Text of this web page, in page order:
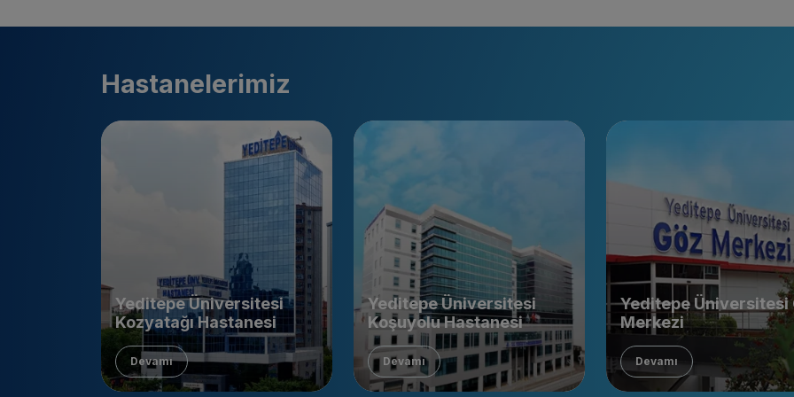
Hastanelerimiz
Yeditepe Üniversitesi
Kozyatağı Hastanesi
Devamı
Yeditepe Üniversitesi
Koşuyolu Hastanesi
Devamı
Yeditepe Üniversitesi
Merkezi
Devamı